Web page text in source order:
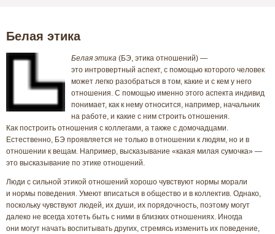
Белая этика
Белая этика (БЭ, этика отношений) —
это интровертный аспект, с помощью которого человек
может легко разобраться в том, какие и с кем у него
отношения. С помощью именно этого аспекта индивид
понимает, как к нему относится, например, начальник
на работе, и какие с ним строить отношения.
Как построить отношения с коллегами, а также с домочадцами.
Естественно, БЭ проявляется не только в отношении к людям, но и в
отношении к вещам. Например, высказывание «какая милая сумочка» —
это высказывание по этике отношений.
Люди с сильной этикой отношений хорошо чувствуют нормы морали
и нормы поведения. Умеют вписаться в общество и в коллектив. Однако,
поскольку чувствуют людей, их души, их порядочность, поэтому могут
далеко не всегда хотеть быть с ними в близких отношениях. Иногда
они могут начать воспитывать других, стремясь изменить их поведение,